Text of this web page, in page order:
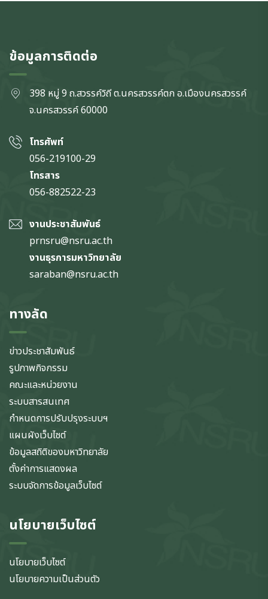
ข้อมูลการติดต่อ
398 หมู่ 9 ถ.สวรรค์วิถี ต.นครสวรรค์ตก อ.เมืองนครสวรรค์
จ.นครสวรรค์60000
โทรศัพท์
056-219100-29
โทรสาร
056-882522-23
งานประชาสัมพันธ์
prnsru@nsru.ac.th
งานธุรการมหาวิทยาลัย
saraban@nsru.ac.th
ทางลัด
ข่าวประชาสัมพันธ์
รูปภาพกิจกรรม
คณะและหน่วยงาน
ระบบสารสนเทศ
กำหนดการปรับปรุงระบบฯ
แผนผังเว็บไซต์
ข้อมูลสถิติของมหาวิทยาลัย
ตั้งค่าการแสดงผล
ระบบจัดการข้อมูลเว็บไซต์
นโยบายเว็บไซต์
นโยบายเว็บไซต์
นโยบายความเป็นส่วนตัว